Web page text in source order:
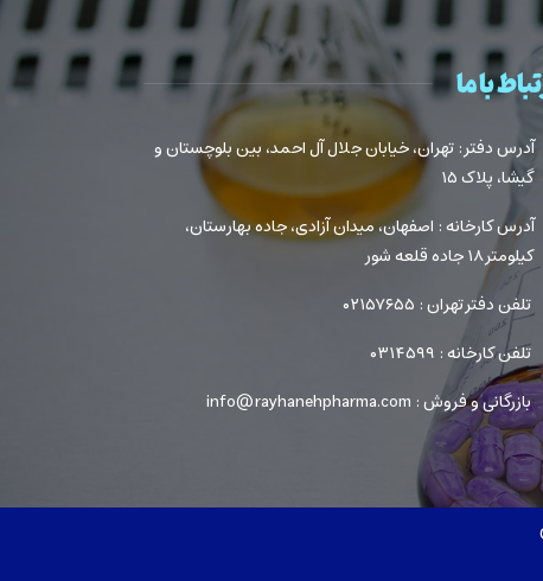
با ما
آدرس دفتر : تهران، خیابان جلال آل احمد، بین بلوچستان و
گیشا، پلاک ۱۵
آدرس کارخانه : اصفهان، میدان آزادی، جاده بهارستان،
کیلومتر ۱۸ جاده قلعه شور
تلفن دفتر تهران : ۰۲۱۵۷۶۵۵
تلفن کارخانه : ۰۳۱۴۵۹۹
بازرگانی و فروش : info@rayhanehpharma.com